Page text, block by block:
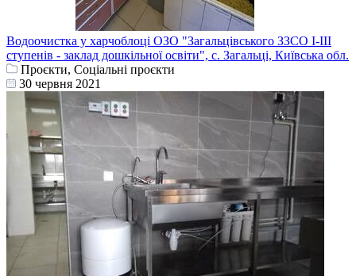
Водоочистка у харчоблоці ОЗО "Загальцівського ЗЗСО I-III
ступенів - заклад дошкільної освіти", с. Загальці, Київська обл.
Проєкти, Соціальні проєкти
30 червня 2021